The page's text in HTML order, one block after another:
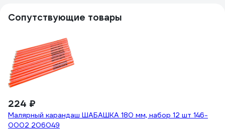
Сопутствующие товары
224 ₽
Малярный карандаш ШАБАШКА 180 мм, набор 12 шт 146-
0002 206049